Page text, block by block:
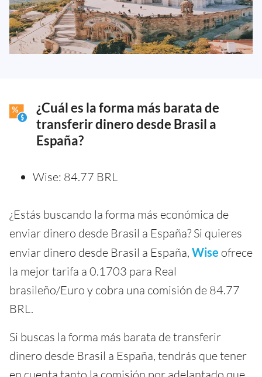
¿Cuál es la forma más barata de
transferir dinero desde Brasil a
España?
Wise: 84.77 BRL
¿Estás buscando la forma más económica de
enviar dinero desde Brasil a España? Si quieres
enviar dinero desde Brasil a España, Wise ofrece
la mejor tarifa a 0.1703 para Real
brasileño/Euro y cobra una comisión de 84.77
BRL.
Si buscas la forma más barata de transferir
dinero desde Brasil a España, tendrás que tener